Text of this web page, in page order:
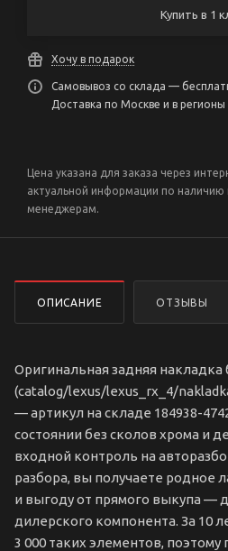
Купить в 1
Хочу в подарок
Самовывоз со склада —
Доставка по Москве и в
Цена указана для заказа через
актуальной информации по наличию
менеджерам.
ОПИСАНИЕ ОТЗЫВЫ
Оригинальная задняя накладка
(catalog/lexus/lexus_rx_4/
— артикул на складе 184938-
состоянии без сколов хрома и
входной контроль на
разбора, вы получаете родное
и выгоду от прямого выкупа —
дилерского компонента. За 10
3 000 таких элементов, поэтому